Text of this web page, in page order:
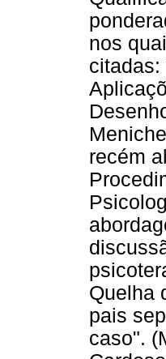
nos
citadas:
recém
Quelha
pais
caso".